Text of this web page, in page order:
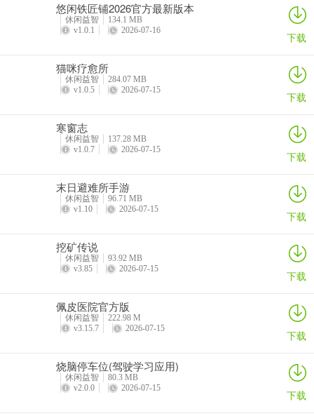
悠闲铁匠铺2026官方最新版本
休闲益智
134.1 MB
v1.0.1
2026-07-16 下载
猫咪疗愈所
休闲益智
284.07 MB
v1.0.5
2026-07-15 下载
寒窗志
休闲益智
137.28 MB
v1.0.7
2026-07-15 下载
末日避难所手游
休闲益智
96.71 MB
v1.10
2026-07-15 下载
挖矿传说
休闲益智
93.92 MB
v3.85
2026-07-15 下载
佩皮医院官方版
休闲益智
222.98 M
v3.15.7
2026-07-15 下载
烧脑停车位(驾驶学习应用)
休闲益智
80.3 MB
v2.0.0
2026-07-15 下载